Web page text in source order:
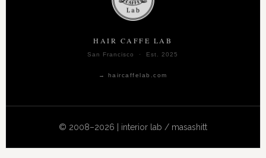
HAIR CAFFE LAB
San Francisco · Est. 2025
→ haircaffelab.com
© 2008–2026 | interior lab / masashitt